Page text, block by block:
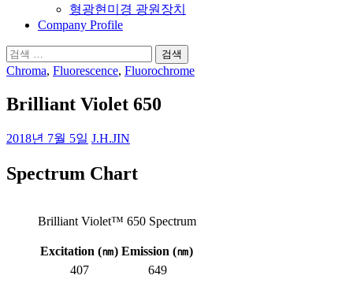
형광현미경 광원장치
Company Profile
검
색:
Chroma, Fluorescence, Fluorochrome
Brilliant Violet 650
2018년 7월 5일 J.H.JIN
Spectrum Chart
Brilliant Violet™ 650 Spectrum
Excitation (㎚) Emission (㎚)
407
649